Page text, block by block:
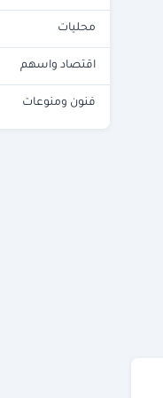
محليات
اقتصاد واسهم
فنون ومنوعات